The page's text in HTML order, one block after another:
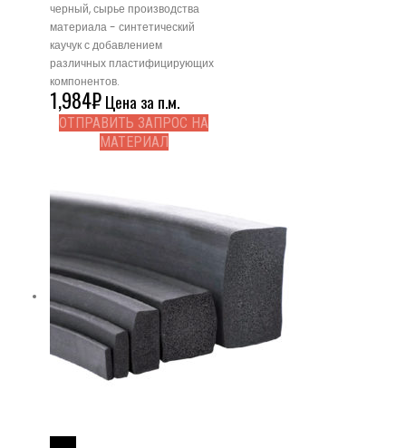
черный, сырье производства
материала - синтетический
каучук с добавлением
различных пластифицирующих
компонентов.
1,984₽Цена за п.м.
ОТПРАВИТЬ ЗАПРОС НА
МАТЕРИАЛ